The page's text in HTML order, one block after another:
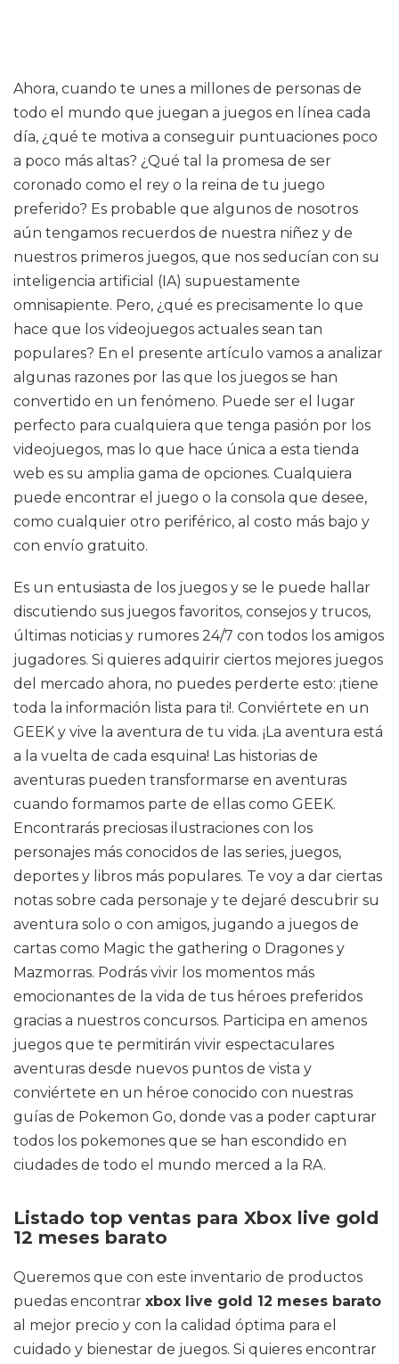
Ahora, cuando te unes a millones de personas de
todo el mundo que juegan a juegos en línea cada
día, ¿qué te motiva a conseguir puntuaciones poco
a poco más altas? ¿Qué tal la promesa de ser
coronado como el rey o la reina de tu juego
preferido? Es probable que algunos de nosotros
aún tengamos recuerdos de nuestra niñez y de
nuestros primeros juegos, que nos seducían con su
inteligencia artificial (IA) supuestamente
omnisapiente. Pero, ¿qué es precisamente lo que
hace que los videojuegos actuales sean tan
populares? En el presente artículo vamos a analizar
algunas razones por las que los juegos se han
convertido en un fenómeno. Puede ser el lugar
perfecto para cualquiera que tenga pasión por los
videojuegos, mas lo que hace única a esta tienda
web es su amplia gama de opciones. Cualquiera
puede encontrar el juego o la consola que desee,
como cualquier otro periférico, al costo más bajo y
con envío gratuito.
Es un entusiasta de los juegos y se le puede hallar
discutiendo sus juegos favoritos, consejos y trucos,
últimas noticias y rumores 24/7 con todos los amigos
jugadores. Si quieres adquirir ciertos mejores juegos
del mercado ahora, no puedes perderte esto: ¡tiene
toda la información lista para ti!. Conviértete en un
GEEK y vive la aventura de tu vida. ¡La aventura está
a la vuelta de cada esquina! Las historias de
aventuras pueden transformarse en aventuras
cuando formamos parte de ellas como GEEK.
Encontrarás preciosas ilustraciones con los
personajes más conocidos de las series, juegos,
deportes y libros más populares. Te voy a dar ciertas
notas sobre cada personaje y te dejaré descubrir su
aventura solo o con amigos, jugando a juegos de
cartas como Magic the gathering o Dragones y
Mazmorras. Podrás vivir los momentos más
emocionantes de la vida de tus héroes preferidos
gracias a nuestros concursos. Participa en amenos
juegos que te permitirán vivir espectaculares
aventuras desde nuevos puntos de vista y
conviértete en un héroe conocido con nuestras
guías de Pokemon Go, donde vas a poder capturar
todos los pokemones que se han escondido en
ciudades de todo el mundo merced a la RA.
Listado top ventas para Xbox live gold
12 meses barato
Queremos que con este inventario de productos
puedas encontrar xbox live gold 12 meses barato
al mejor precio y con la calidad óptima para el
cuidado y bienestar de juegos. Si quieres encontrar